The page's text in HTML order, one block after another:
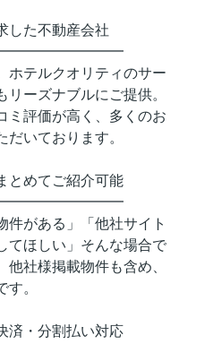
した不動産会社
ホテルクオリティのサー
リーズナブルにご提供。
ミ評価が高く、多くのお
だいております。
とめてご紹介可能
件がある」「他社サイト
てほしい」そんな場合で
他社様掲載物件も含め、
。
済・分割払い対応